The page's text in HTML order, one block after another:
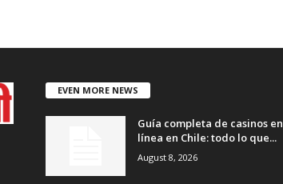
EVEN MORE NEWS
Guía completa de casinos en
línea en Chile: todo lo que...
August 8, 2026